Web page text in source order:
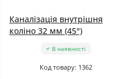
Каналізація внутрішня
коліно 32 мм (45°)
В наявності
Код товару: 1362